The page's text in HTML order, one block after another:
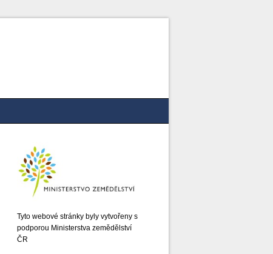
Tyto webové stránky byly vytvořeny s
podporou Ministerstva zemědělství
ČR